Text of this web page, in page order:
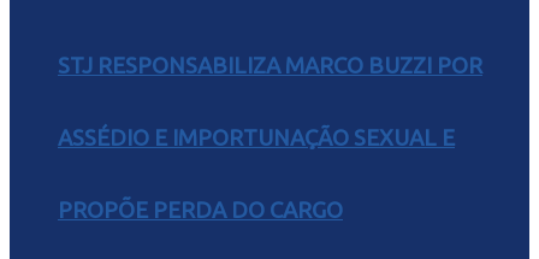
STJ RESPONSABILIZA MARCO BUZZI POR
ASSÉDIO E IMPORTUNAÇÃO SEXUAL E
PROPÕE PERDA DO CARGO